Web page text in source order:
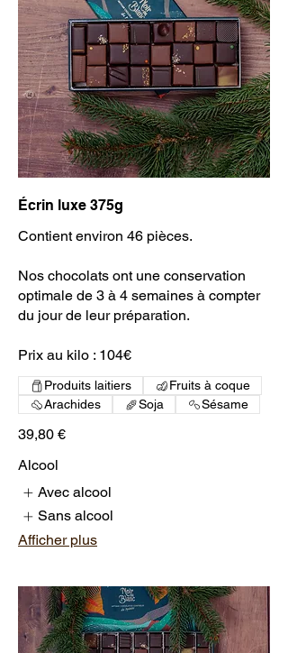
Écrin luxe 375g
Contient environ 46 pièces.
Nos chocolats ont une conservation
optimale de 3 à 4 semaines à compter
du jour de leur préparation.
Prix au kilo : 104€
39,80 €
Produits laitiers
Fruits à coque
Arachides
Soja Sésame
Alcool
Avec alcool
Sans alcool
Afficher plus